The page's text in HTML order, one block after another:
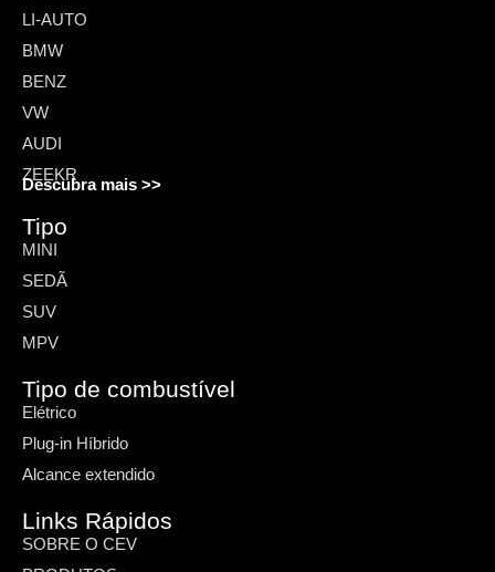
LI-AUTO
BMW
BENZ
VW
AUDI
ZEEKR
Descubra mais >>
Tipo
MINI
SEDÃ
SUV
MPV
Tipo de combustível
Elétrico
Plug-in Híbrido
Alcance extendido
Links Rápidos
SOBRE O CEV